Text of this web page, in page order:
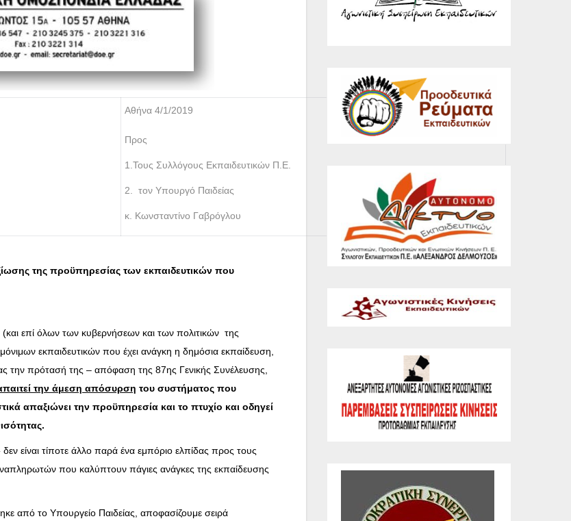
Αθήνα 4/1/2019
Προς
1.Τους Συλλόγους Εκπαιδευτικών Π.Ε.
2. τον Υπουργό Παιδείας
κ. Κωνσταντίνο Γαβρόγλου
της προϋπηρεσίας των εκπαιδευτικών που
επί όλων των κυβερνήσεων και των πολιτικών της
εκπαιδευτικών που έχει ανάγκη η δημόσια εκπαίδευση,
την πρότασή της – απόφαση της 87ης Γενικής Συνέλευσης,
την άμεση απόσυρση του συστήματος που
απαξιώνει την προϋπηρεσία και το πτυχίο και οδηγεί
είναι τίποτε άλλο παρά ένα εμπόριο ελπίδας προς τους
που καλύπτουν πάγιες ανάγκες της εκπαίδευσης
από το Υπουργείο Παιδείας, αποφασίζουμε σειρά